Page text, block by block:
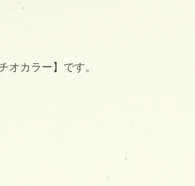
オカラー】です。